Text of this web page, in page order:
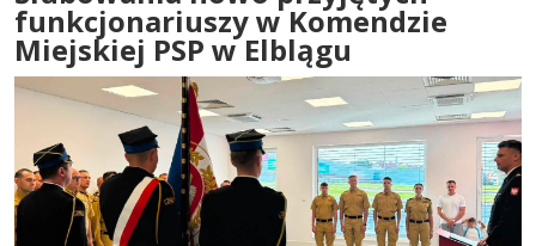
funkcjonariuszy w Komendzie
Miejskiej PSP w Elblągu